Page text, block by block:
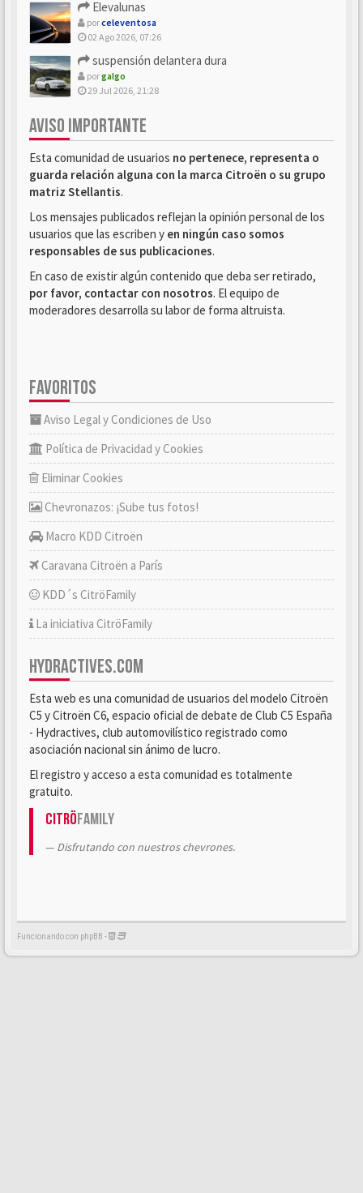
Elevalunas
porceleventosa
02 Ago 2026, 07:26
suspensión delantera dura
porgalgo
29 Jul 2026, 21:28
AVISO IMPORTANTE
Esta comunidad de usuarios no pertenece, representa o
guarda relación alguna con la marca Citroën o su grupo
matriz Stellantis.
Los mensajes publicados reflejan la opinión personal de los
usuarios que las escriben y en ningún caso somos
responsables de sus publicaciones.
En caso de existir algún contenido que deba ser retirado,
por favor, contactar con nosotros. El equipo de
moderadores desarrolla su labor de forma altruista.
FAVORITOS
Aviso Legal y Condiciones de Uso
Política de Privacidad y Cookies
Eliminar Cookies
Chevronazos: ¡Sube tus fotos!
Macro KDD Citroën
Caravana Citroën a París
KDD´s CitröFamily
La iniciativa CitröFamily
HYDRACTIVES.COM
Esta web es una comunidad de usuarios del modelo Citroën
C5 y Citroën C6, espacio oficial de debate de Club C5 España
- Hydractives, club automovilístico registrado como
asociación nacional sin ánimo de lucro.
El registro y acceso a esta comunidad es totalmente
gratuito.
CitröFamily
Disfrutando con nuestros chevrones.
Funcionando con phpBB -